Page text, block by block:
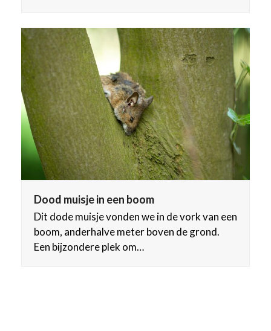
Dood muisje in een boom
Dit dode muisje vonden we in de vork van een
boom, anderhalve meter boven de grond.
Een bijzondere plek om…